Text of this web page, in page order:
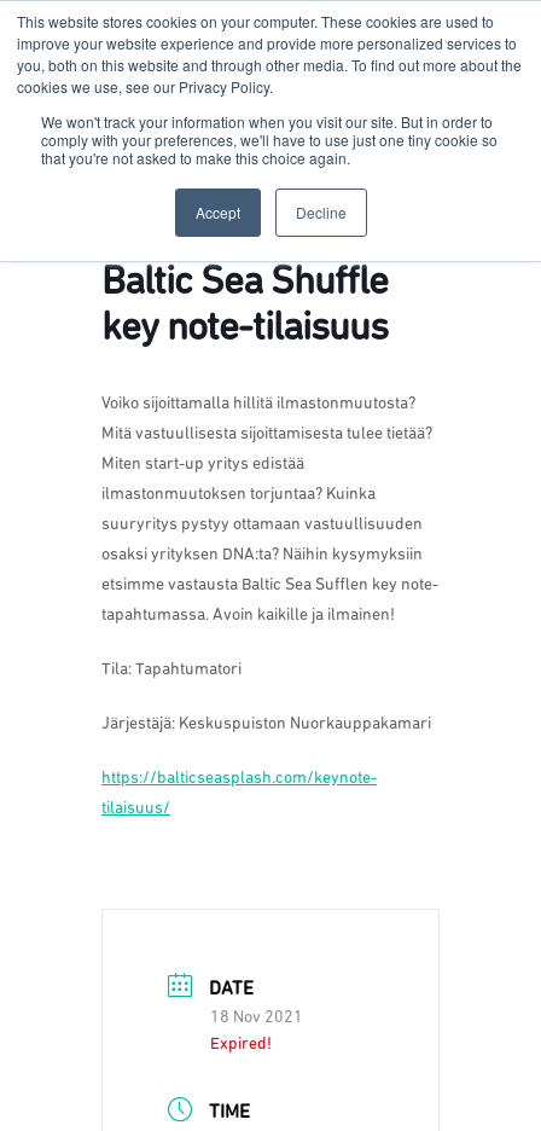
This website stores cookies on your computer. These cookies are used to
improve your website experience and provide more personalized services to
you, both on this website and through other media. To find out more about the
cookies we use, see our Privacy Policy.
We won't track your information when you visit our site. But in order to
comply with your preferences, we'll have to use just one tiny cookie so
that you're not asked to make this choice again.
Accept Decline
Terkko Health Hub
Baltic Sea Shuffle
key note-tilaisuus
Voiko sijoittamalla hillitä ilmastonmuutosta?
Mitä vastuullisesta sijoittamisesta tulee tietää?
Miten start-up yritys edistää
ilmastonmuutoksen torjuntaa? Kuinka
suuryritys pystyy ottamaan vastuullisuuden
osaksi yrityksen DNA:ta? Näihin kysymyksiin
etsimme vastausta Baltic Sea Sufflen key note-
tapahtumassa. Avoin kaikille ja ilmainen!
Tila: Tapahtumatori
Järjestäjä: Keskuspuiston Nuorkauppakamari
https://balticseasplash.com/keynote-
tilaisuus/
DATE
18 Nov 2021
Expired!
TIME